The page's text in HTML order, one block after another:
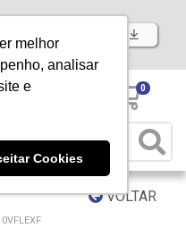
melhor
analisar
e
Cookies
Baixe já nosso APP
0
VOLTAR